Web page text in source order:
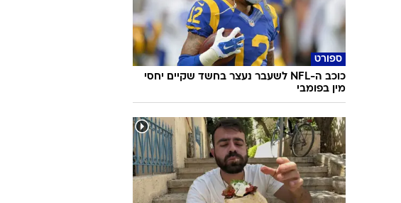
ספורט
כוכב ה-NFL לשעבר נעצר בחשד שקיים יחסי
מין בפומבי